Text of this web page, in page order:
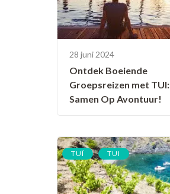
28 juni 2024
Ontdek Boeiende
Groepsreizen met TUI:
Samen Op Avontuur!
TUÏ , TUI